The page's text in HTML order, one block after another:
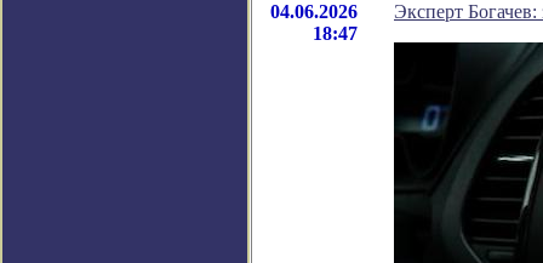
04.06.2026
18:47
Эксперт